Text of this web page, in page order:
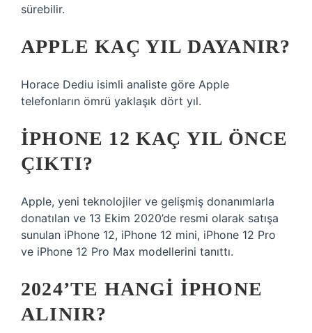
sürebilir.
APPLE KAÇ YIL DAYANIR?
Horace Dediu isimli analiste göre Apple
telefonların ömrü yaklaşık dört yıl.
IPHONE 12 KAÇ YIL ÖNCE
ÇIKTI?
Apple, yeni teknolojiler ve gelişmiş donanımlarla
donatılan ve 13 Ekim 2020’de resmi olarak satışa
sunulan iPhone 12, iPhone 12 mini, iPhone 12 Pro
ve iPhone 12 Pro Max modellerini tanıttı.
2024’TE HANGI IPHONE
ALINIR?